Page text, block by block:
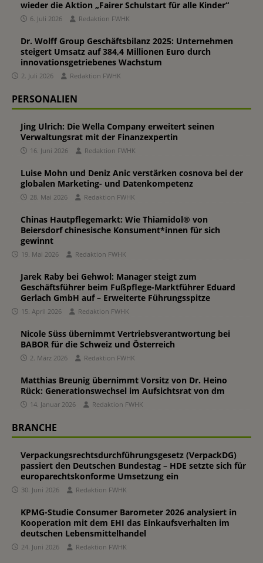
wieder die Aktion „Fairer Schulstart für alle Kinder“
6. Juli 2026 Redaktion FWHK
Dr. Wolff Group Geschäftsbilanz 2025: Unternehmen
steigert Umsatz auf 384,4 Millionen Euro durch
innovationsgetriebenes Wachstum
2. Juli 2026 Redaktion FWHK
PERSONALIEN
Jing Ulrich: Die Wella Company erweitert seinen
Verwaltungsrat mit der Finanzexpertin
16. Juni 2026 Redaktion FWHK
Luise Mohn und Deniz Anic verstärken cosnova bei der
globalen Marketing- und Datenkompetenz
28. Mai 2026 Redaktion FWHK
Chinas Hautpflegemarkt: Wie Thiamidol® von
Beiersdorf chinesische Konsument*innen für sich
gewinnt
19. Mai 2026 Redaktion FWHK
Jarek Raby bei Gehwol: Manager steigt zum
Geschäftsführer beim Fußpflege-Marktführer Eduard
Gerlach GmbH auf – Erweiterte Führungsspitze
15. April 2026 Redaktion FWHK
Nicole Süss übernimmt Vertriebsverantwortung bei
BABOR für die Schweiz und Österreich
2. März 2026 Redaktion FWHK
Matthias Breunig übernimmt Vorsitz von Dr. Heino
Rück: Generationswechsel im Aufsichtsrat von dm
14. Januar 2026 Redaktion FWHK
BRANCHE
Verpackungsrechtsdurchführungsgesetz (VerpackDG)
passiert den Deutschen Bundestag – HDE setzte sich für
europarechtskonforme Umsetzung ein
30. Juni 2026 Redaktion FWHK
KPMG-Studie Consumer Barometer 2026 analysiert in
Kooperation mit dem EHI das Einkaufsverhalten im
deutschen Lebensmittelhandel
24. Juni 2026 Redaktion FWHK